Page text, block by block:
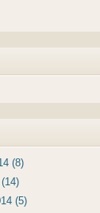
(8)
(5)